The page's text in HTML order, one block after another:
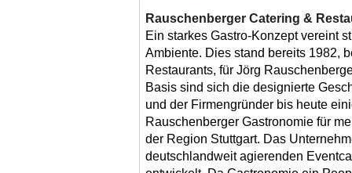
Rauschenberger Catering &
Ein starkes Gastro-Konzept vereint
Ambiente. Dies stand bereits 1982,
Restaurants, für Jörg
Basis sind sich die designierte
und der Firmengründer bis heute
Rauschenberger Gastronomie für
der Region Stuttgart. Das
deutschlandweit agierenden